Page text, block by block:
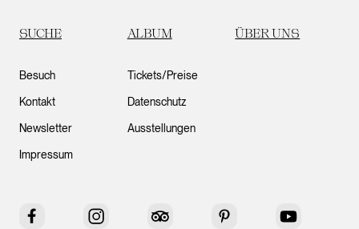
SUCHE ALBUM ÜBER UNS
Besuch
Kontakt
Newsletter
Impressum
Tickets/Preise
Datenschutz
Ausstellungen
Facebook Instagram Tripadvisor Pinterest YouTube